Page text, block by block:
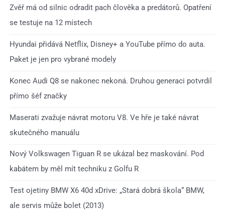
Zvěř má od silnic odradit pach člověka a predátorů. Opatření
se testuje na 12 místech
Hyundai přidává Netflix, Disney+ a YouTube přímo do auta.
Paket je jen pro vybrané modely
Konec Audi Q8 se nakonec nekoná. Druhou generaci potvrdil
přímo šéf značky
Maserati zvažuje návrat motoru V8. Ve hře je také návrat
skutečného manuálu
Nový Volkswagen Tiguan R se ukázal bez maskování. Pod
kabátem by měl mít techniku z Golfu R
Test ojetiny BMW X6 40d xDrive: „Stará dobrá škola“ BMW,
ale servis může bolet (2013)